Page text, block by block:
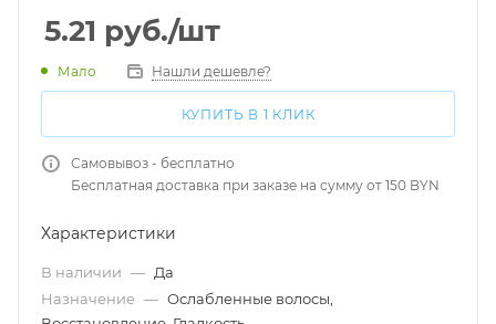
5.21 руб./шт
Мало Нашли дешевле?
КУПИТЬ В 1 КЛИК
Самовывоз - бесплатно
Бесплатная доставка при заказе на сумму от 150 BYN
Характеристики
В наличии — Да
Назначение — Ослабленные волосы,